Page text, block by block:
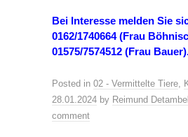
Bei Interesse melden Sie
0162/1740664 (Frau
01575/7574512 (Frau
Posted in 02 - Vermittelte Tiere,
28.01.2024 by Reimund Detambel
comment